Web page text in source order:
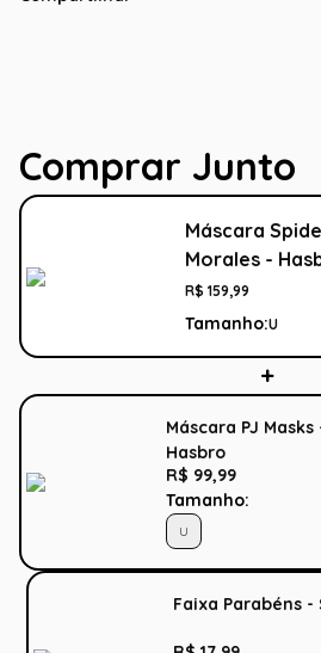
Comprar Junto
Máscara
Morales -
R$ 159,99
Tamanho:U
Máscara PJ
Hasbro
R$ 99,99
Tamanho:
U
Faixa Parabéns -